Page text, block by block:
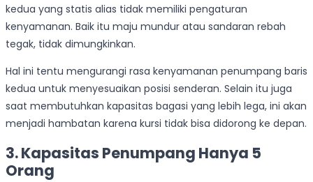
kedua yang statis alias tidak memiliki pengaturan
kenyamanan. Baik itu maju mundur atau sandaran rebah
tegak, tidak dimungkinkan.
Hal ini tentu mengurangi rasa kenyamanan penumpang baris
kedua untuk menyesuaikan posisi senderan. Selain itu juga
saat membutuhkan kapasitas bagasi yang lebih lega, ini akan
menjadi hambatan karena kursi tidak bisa didorong ke depan.
3. Kapasitas Penumpang Hanya 5
Orang